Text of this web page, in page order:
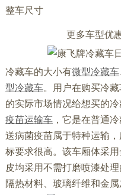
整车尺寸
更多车型优
冷藏车的大小有微型冷藏车
型冷藏车。用户在购买冷
的实际市场情况给想买的冷
疫苗运输车，它是在普通
送病菌疫苗属于特种运输
标要求很高。该车厢体采
皮均采用不需打磨喷漆处
隔热材料、玻璃纤维和金属